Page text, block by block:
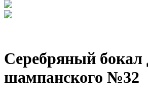
Серебряный бокал
шампанского №32